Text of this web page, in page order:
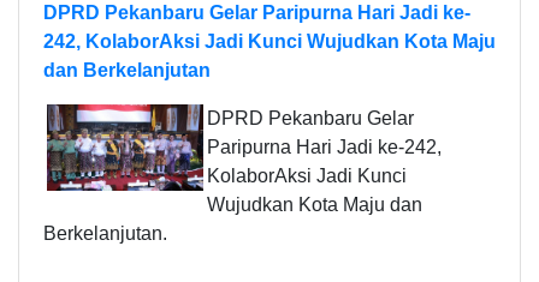
DPRD Pekanbaru Gelar Paripurna Hari Jadi ke-
242, KolaborAksi Jadi Kunci Wujudkan Kota Maju
dan Berkelanjutan
DPRD Pekanbaru Gelar
Paripurna Hari Jadi ke-242,
KolaborAksi Jadi Kunci
Wujudkan Kota Maju dan
Berkelanjutan.